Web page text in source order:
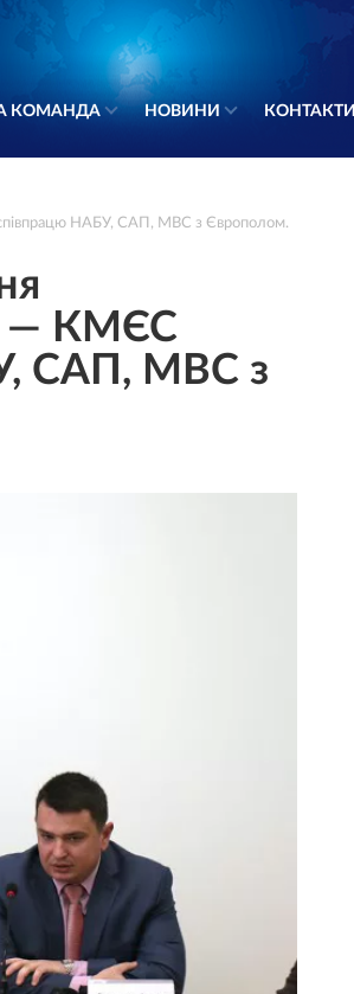
КОМАНДА НОВИНИ КОНТАКТИ
співпрацю НАБУ, САП, МВС з Європолом.
— КМЄС
САП, МВС з